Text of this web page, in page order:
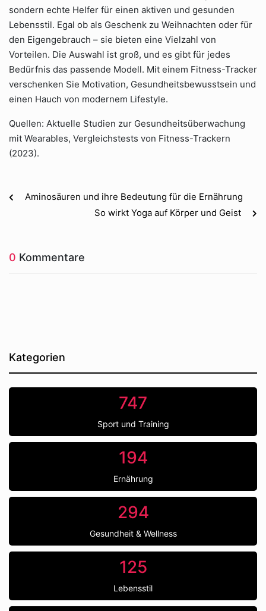
sondern echte Helfer für einen aktiven und gesunden
Lebensstil. Egal ob als Geschenk zu Weihnachten oder für
den Eigengebrauch – sie bieten eine Vielzahl von
Vorteilen. Die Auswahl ist groß, und es gibt für jedes
Bedürfnis das passende Modell. Mit einem Fitness-Tracker
verschenken Sie Motivation, Gesundheitsbewusstsein und
einen Hauch von modernem Lifestyle.
Quellen: Aktuelle Studien zur Gesundheitsüberwachung
mit Wearables, Vergleichstests von Fitness-Trackern
(2023).
Aminosäuren und ihre Bedeutung für die Ernährung
So wirkt Yoga auf Körper und Geist
0 Kommentare
Kategorien
747
Sport und Training
194
Ernährung
294
Gesundheit & Wellness
125
Lebensstil